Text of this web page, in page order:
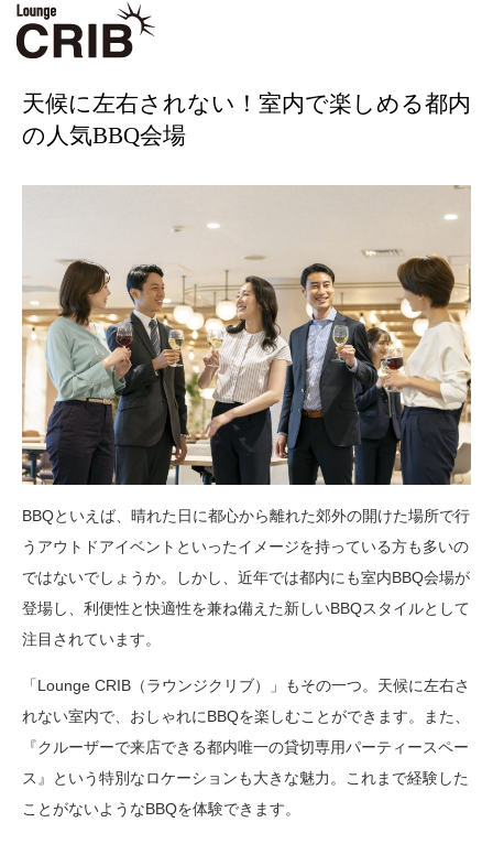
ホーム
ブログ
BBQ
天候に左右されない！室内で楽しめる都内
の人気BBQ会場
BBQといえば、晴れた日に都心から離れた郊外の開けた場所で行
うアウトドアイベントといったイメージを持っている方も多いの
ではないでしょうか。しかし、近年では都内にも室内BBQ会場が
登場し、利便性と快適性を兼ね備えた新しいBBQスタイルとして
注目されています。
「Lounge CRIB（ラウンジクリブ）」もその一つ。天候に左右さ
れない室内で、おしゃれにBBQを楽しむことができます。また、
『クルーザーで来店できる都内唯一の貸切専用パーティースペー
ス』という特別なロケーションも大きな魅力。これまで経験した
ことがないようなBBQを体験できます。